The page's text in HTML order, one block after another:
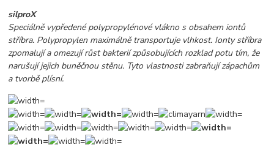
silproX
Speciálně vypředené polypropylénové vlákno s obsahem iontů
stříbra. Polypropylen maximálně transportuje vlhkost. Ionty stříbra
zpomalují a omezují růst bakterií způsobujících rozklad potu tím, že
narušují jejich buněčnou stěnu. Tyto vlastnosti zabraňují zápachům
a tvorbě plísní.